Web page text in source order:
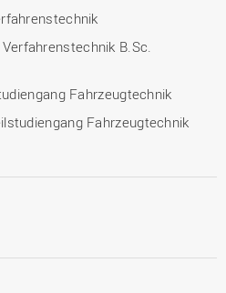
B.Sc.
Fahrzeugtechnik
Fahrzeugtechnik